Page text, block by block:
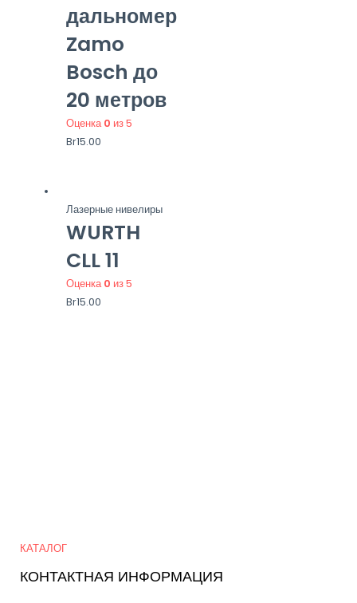
дальномер
Zamo
Bosch до
20 метров
Оценка0 из 5
Br15.00
Лазерные нивелиры
WURTH
CLL 11
Оценка0 из 5
Br15.00
КАТАЛОГ
КОНТАКТНАЯ ИНФОРМАЦИЯ